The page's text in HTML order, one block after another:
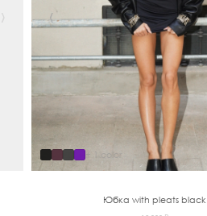
‹
+ 1 color
Юбка with pleats black